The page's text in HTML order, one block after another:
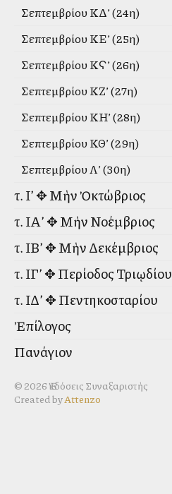
Σεπτεμβρίου ΚΔ’ (24η)
Σεπτεμβρίου ΚΕ’ (25η)
Σεπτεμβρίου ΚϚ’ (26η)
Σεπτεμβρίου ΚΖ’ (27η)
Σεπτεμβρίου ΚΗ’ (28η)
Σεπτεμβρίου ΚΘ’ (29η)
Σεπτεμβρίου Λ’ (30η)
τ. Ι’ ✥ Μὴν Ὀκτώβριος
τ. ΙΑ’ ✥ Μὴν Νοέμβριος
τ. ΙΒ’ ✥ Μὴν Δεκέμβριος
τ. ΙΓ’ ✥ Περίοδος Τριῳδίου
τ. ΙΔ’ ✥ Πεντηκοσταρίου
Ἐπίλογος
Πανάγιον
© 2026 Ἐκδόσεις Συναξαριστὴς
Created byAttenzo